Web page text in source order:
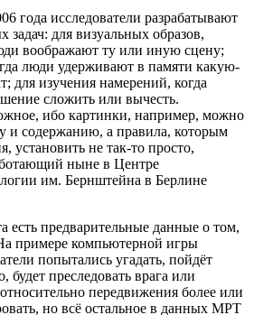
года исследователи разрабатывают
задач: для визуальных образов,
воображают ту или иную сцену;
люди удерживают в памяти какую-
для изучения намерений, когда
сложить или вычесть.
ибо картинки, например, можно
и содержанию, а правила, которым
установить не так-то просто,
ныне в Центре
им. Бернштейна в Берлине
есть предварительные данные о том,
примере компьютерной игры
попытались угадать, пойдёт
будет преследовать врага или
передвижения более или
но всё остальное в данных МРТ